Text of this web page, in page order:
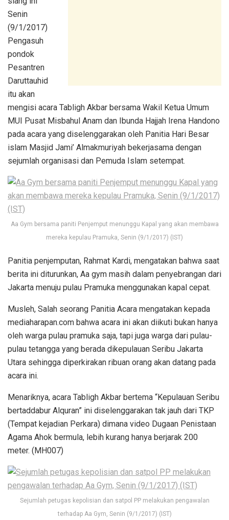
Senin
(9/1/2017)
Pengasuh
pondok
Pesantren
Daruttauhid
itu akan
mengisi acara Tabligh Akbar bersama Wakil Ketua Umum
MUI Pusat Misbahul Anam dan Ibunda Hajjah Irena Handono
pada acara yang diselenggarakan oleh Panitia Hari Besar
islam Masjid Jami’ Almakmuriyah bekerjasama dengan
sejumlah organisasi dan Pemuda Islam setempat.
Aa Gym bersama paniti Penjemput menunggu Kapal yang akan membawa
mereka kepulau Pramuka, Senin (9/1/2017) (IST)
Panitia penjemputan, Rahmat Kardi, mengatakan bahwa saat
berita ini diturunkan, Aa gym masih dalam penyebrangan dari
Jakarta menuju pulau Pramuka menggunakan kapal cepat.
Musleh, Salah seorang Panitia Acara mengatakan kepada
mediaharapan.com bahwa acara ini akan diikuti bukan hanya
oleh warga pulau pramuka saja, tapi juga warga dari pulau-
pulau tetangga yang berada dikepulauan Seribu Jakarta
Utara sehingga diperkirakan ribuan orang akan datang pada
acara ini.
Menariknya, acara Tabligh Akbar bertema “Kepulauan Seribu
bertaddabur Alquran” ini diselenggarakan tak jauh dari TKP
(Tempat kejadian Perkara) dimana video Dugaan Penistaan
Agama Ahok bermula, lebih kurang hanya berjarak 200
meter. (MH007)
Sejumlah petugas kepolisian dan satpol PP melakukan pengawalan
terhadap Aa Gym, Senin (9/1/2017) (IST)